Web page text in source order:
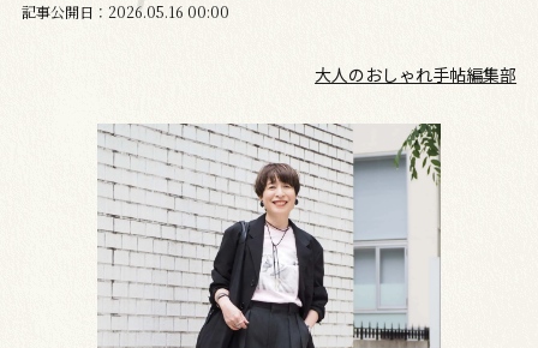
記事公開日 2026.05 16 00:00
大人のおしゃれ手帖編集部